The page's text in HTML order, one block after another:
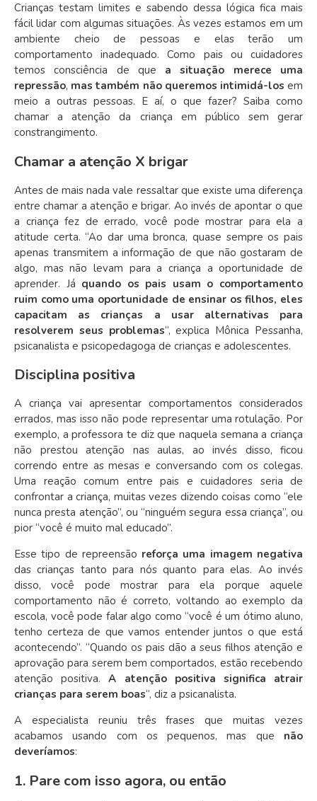
Crianças testam limites e sabendo dessa lógica fica mais
fácil lidar com algumas situações. Às vezes estamos em um
ambiente cheio de pessoas e elas terão um
comportamento inadequado. Como pais ou cuidadores
temos consciência de que a situação merece uma
repressão, mas também não queremos intimidá-los em
meio a outras pessoas. E aí, o que fazer? Saiba como
chamar a atenção da criança em público sem gerar
constrangimento.
Chamar a atenção X brigar
Antes de mais nada vale ressaltar que existe uma diferença
entre chamar a atenção e brigar. Ao invés de apontar o que
a criança fez de errado, você pode mostrar para ela a
atitude certa. “Ao dar uma bronca, quase sempre os pais
apenas transmitem a informação de que não gostaram de
algo, mas não levam para a criança a oportunidade de
aprender. Já quando os pais usam o comportamento
ruim como uma oportunidade de ensinar os filhos, eles
capacitam as crianças a usar alternativas para
resolverem seus problemas“, explica Mônica Pessanha,
psicanalista e psicopedagoga de crianças e adolescentes.
Disciplina positiva
A criança vai apresentar comportamentos considerados
errados, mas isso não pode representar uma rotulação. Por
exemplo, a professora te diz que naquela semana a criança
não prestou atenção nas aulas, ao invés disso, ficou
correndo entre as mesas e conversando com os colegas.
Uma reação comum entre pais e cuidadores seria de
confrontar a criança, muitas vezes dizendo coisas como “ele
nunca presta atenção”, ou “ninguém segura essa criança”, ou
pior “você é muito mal educado”.
Esse tipo de repreensão reforça uma imagem negativa
das crianças tanto para nós quanto para elas. Ao invés
disso, você pode mostrar para ela porque aquele
comportamento não é correto, voltando ao exemplo da
escola, você pode falar algo como “você é um ótimo aluno,
tenho certeza de que vamos entender juntos o que está
acontecendo”. “Quando os pais dão a seus filhos atenção e
aprovação para serem bem comportados, estão recebendo
atenção positiva.A atenção positiva significa atrair
crianças para serem boas“, diz a psicanalista.
A especialista reuniu três frases que muitas vezes
acabamos usando com os pequenos, mas que não
deveríamos:
1. Pare com isso agora, ou então